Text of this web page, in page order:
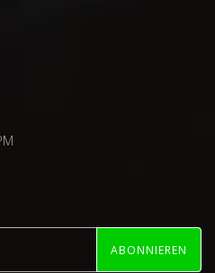
ABONNIEREN